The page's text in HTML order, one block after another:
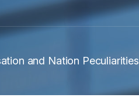
and Nation Peculiarities